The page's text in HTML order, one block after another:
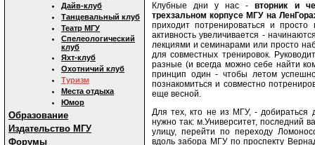
Дайв-клуб
Танцевальный клуб
Театр МГУ
Спелеологический
клуб
Яхт-клуб
Охотничий клуб
Туризм
Места отдыха
Юмор
Образование
Издательство МГУ
Форумы
Клубные дни у нас -вторник и
трехзальном корпусе МГУ на
приходит потренироваться и
активность увеличивается -
лекциями и семинарами или просто
для совместных тренировок.
разные (и всегда можно себе найти
принцип один - чтобы летом
познакомиться и совместно
еще весной.
Для тех, кто не из МГУ, - добираться
нужно так: м.Университет, последний
улицу, перейти по переходу
вдоль забора МГУ по проспекту